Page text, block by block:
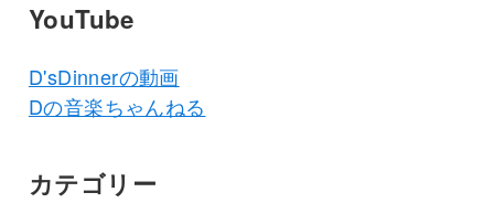
YouTube
D'sDinnerの動画
Dの音楽ちゃんねる
カテゴリー